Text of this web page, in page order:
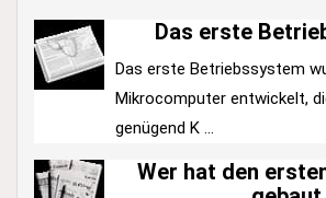
Das erste
Das erste Betriebssystem
Mikrocomputer entwickelt,
genügend K ...
Wer hat den